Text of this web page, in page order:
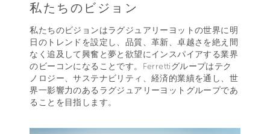
私たちのビジョン
私たちのビジョンはラグジュアリーヨットの世界に明
日のトレンドを設定し、品質、革新、卓越さを絶え間
なく追及して興奮と夢と欲望にインスパイアする業界
のビーコンになることです。Ferrettiグループはテク
ノロジー、サステナビリティ、経済的業績を通し、世
界一影響力のあるラグジュアリーヨットグループであ
ることを目指します。